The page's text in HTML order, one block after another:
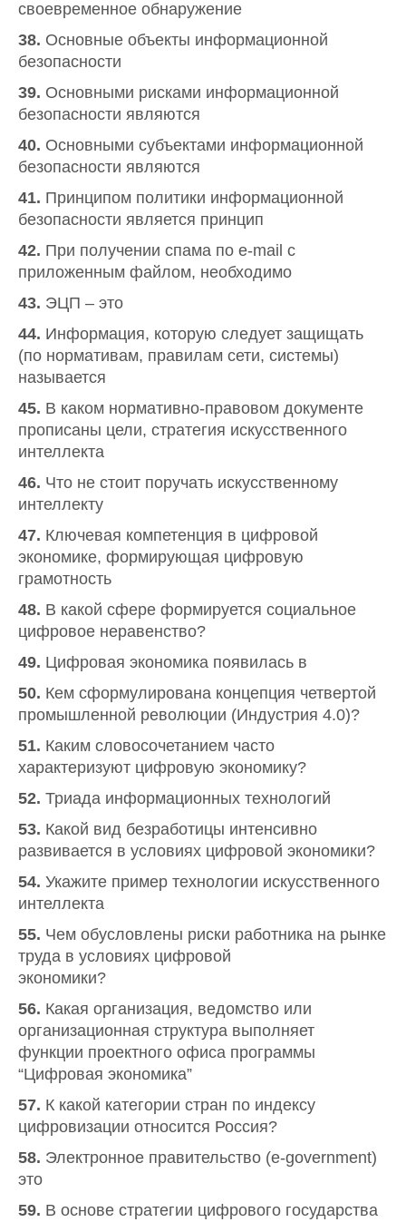
своевременное обнаружение
38. Основные объекты информационной
безопасности
39. Основными рисками информационной
безопасности являются
40. Основными субъектами информационной
безопасности являются
41. Принципом политики информационной
безопасности является принцип
42. При получении спама по e-mail с
приложенным файлом, необходимо
43. ЭЦП – это
44. Информация, которую следует защищать
(по нормативам, правилам сети, системы)
называется
45. В каком нормативно-правовом документе
прописаны цели, стратегия искусственного
интеллекта
46. Что не стоит поручать искусственному
интеллекту
47. Ключевая компетенция в цифровой
экономике, формирующая цифровую
грамотность
48. В какой сфере формируется социальное
цифровое неравенство?
49. Цифровая экономика появилась в
50. Кем сформулирована концепция четвертой
промышленной революции (Индустрия 4.0)?
51. Каким словосочетанием часто
характеризуют цифровую экономику?
52. Триада информационных технологий
53. Какой вид безработицы интенсивно
развивается в условиях цифровой экономики?
54. Укажите пример технологии искусственного
интеллекта
55. Чем обусловлены риски работника на рынке
труда в условиях цифровой
экономики?
56. Какая организация, ведомство или
организационная структура выполняет
функции проектного офиса программы
“Цифровая экономика”
57. К какой категории стран по индексу
цифровизации относится Россия?
58. Электронное правительство (e-government)
это
59. В основе стратегии цифрового государства